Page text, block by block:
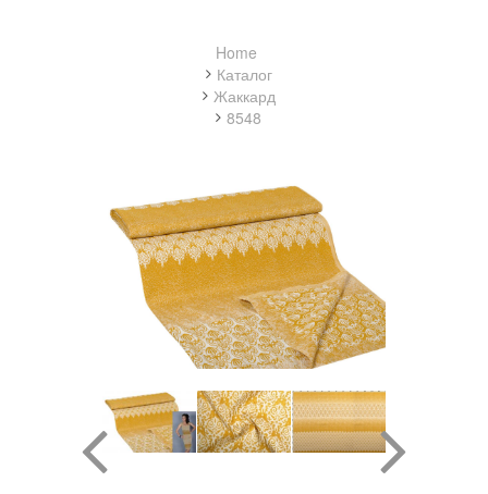
Home
Каталог
жаккард
8548